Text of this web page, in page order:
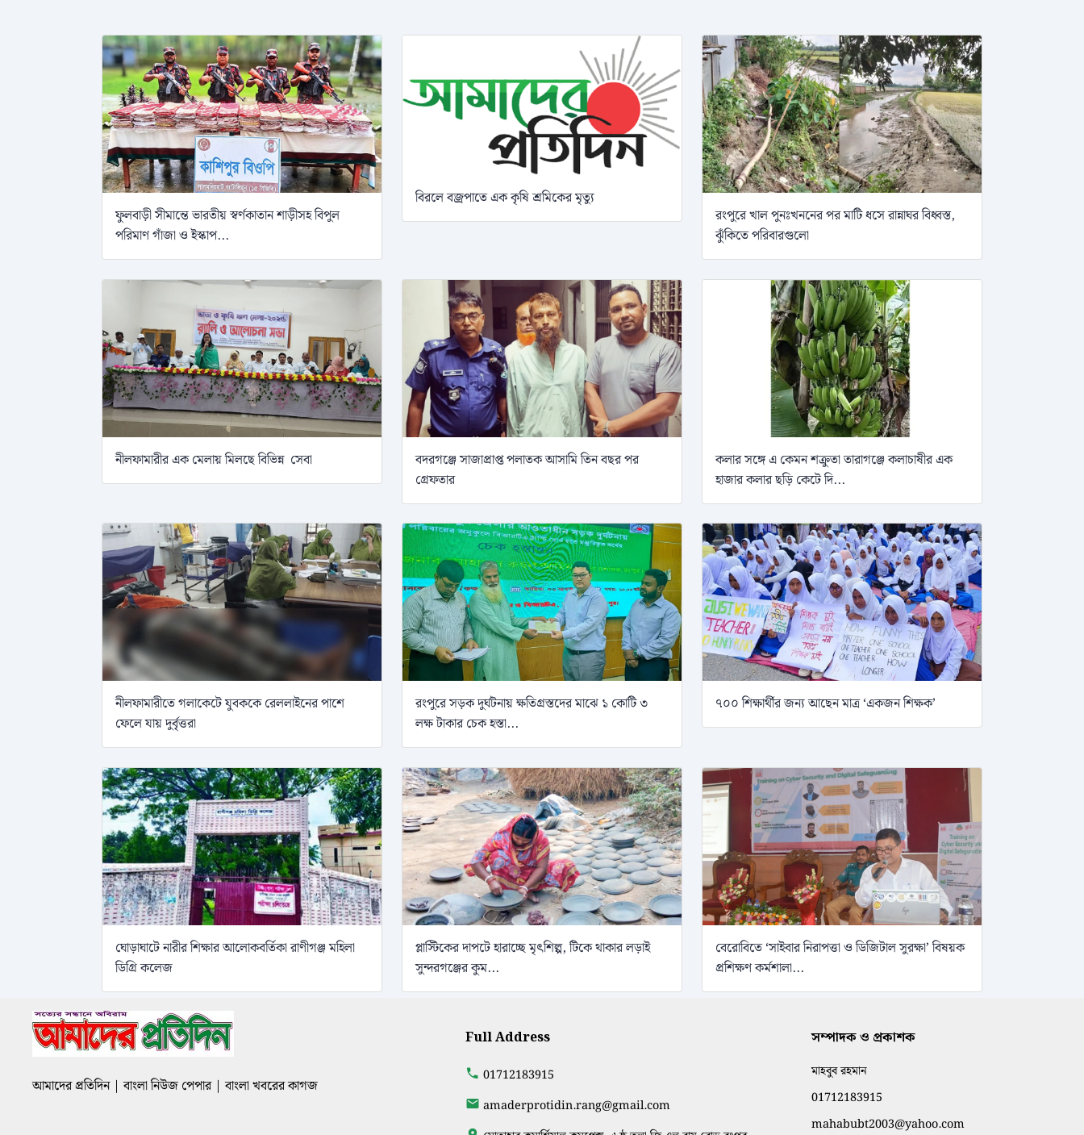
ফুলবাড়ী সীমান্তে ভারতীয় স্বর্ণকাতান শাড়ীসহ বিপুল
পরিমাণ গাঁজা ও ইস্কাপ...
বিরলে বজ্রপাতে এক কৃষি শ্রমিকের মৃত্যু
রংপুরে খাল পুনঃখননের পর মাটি ধসে রান্নাঘর বিধ্বস্ত,
ঝুঁকিতে পরিবারগুলো
নীলফামারীর এক মেলায় মিলছে বিভিন্ন সেবা
বদরগঞ্জে সাজাপ্রাপ্ত পলাতক আসামি তিন বছর পর
গ্রেফতার
কলার সঙ্গে এ কেমন শক্রুতা তারাগঞ্জে কলাচাষীর এক
হাজার কলার ছড়ি কেটে দি...
নীলফামারীতে গলাকেটে যুবককে রেললাইনের পাশে
ফেলে যায় দুর্বৃত্তরা
রংপুরে সড়ক দুর্ঘটনায় ক্ষতিগ্রস্তদের মাঝে ১ কোটি ৩
লক্ষ টাকার চেক হস্তা...
৭০০ শিক্ষার্থীর জন্য আছেন মাত্র ‘একজন শিক্ষক’
ঘোড়াঘাটে নারীর শিক্ষার আলোকবর্তিকা রাণীগঞ্জ মহিলা
ডিগ্রি কলেজ
প্লাস্টিকের দাপটে হারাচ্ছে মৃৎশিল্প, টিকে থাকার লড়াই
সুন্দরগঞ্জের কুম...
বেরোবিতে ‘সাইবার নিরাপত্তা ও ডিজিটাল সুরক্ষা’ বিষয়ক
প্রশিক্ষণ কর্মশালা...
আমাদের প্রতিদিন | বাংলা নিউজ পেপার | বাংলা খবরের কাগজ
Full Address
01712183915
amaderprotidin.rang@gmail.com
সম্পাদক ও প্রকাশক
মাহবুব রহমান
01712183915
mahabubt2003@yahoo.com